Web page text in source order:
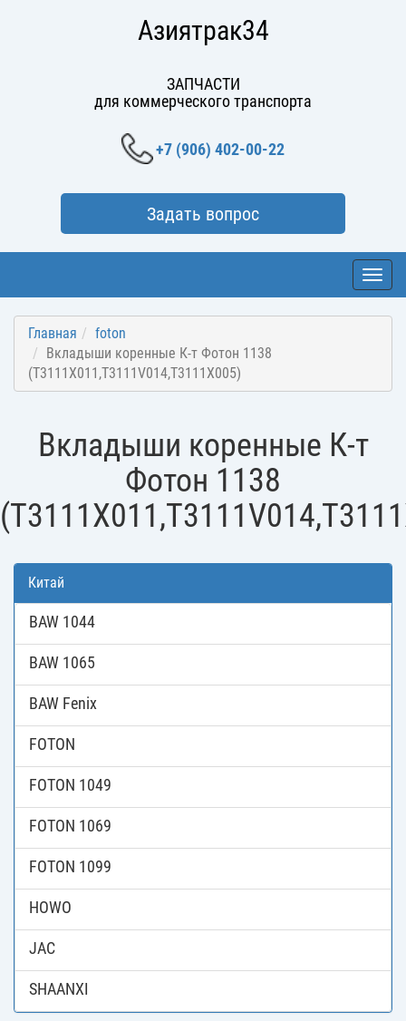
Азиятрак34
ЗАПЧАСТИ
для коммерческого транспорта
+7 (906) 402-00-22
Задать вопрос
Главная
foton
Вкладыши коренные К-т Фотон 1138
(T3111X011,T3111V014,T3111X005)
Вкладыши коренные К-т
Фотон 1138
Китай
BAW 1044
BAW 1065
BAW Fenix
FOTON
FOTON 1049
FOTON 1069
FOTON 1099
HOWO
JAC
SHAANXI